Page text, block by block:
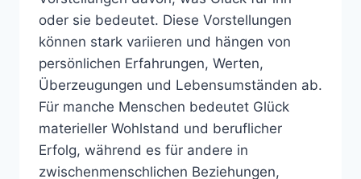
oder sie bedeutet. Diese Vorstellungen
können stark variieren und hängen von
persönlichen Erfahrungen, Werten,
Überzeugungen und Lebensumständen ab.
Für manche Menschen bedeutet Glück
materieller Wohlstand und beruflicher
Erfolg, während es für andere in
zwischenmenschlichen Beziehungen,